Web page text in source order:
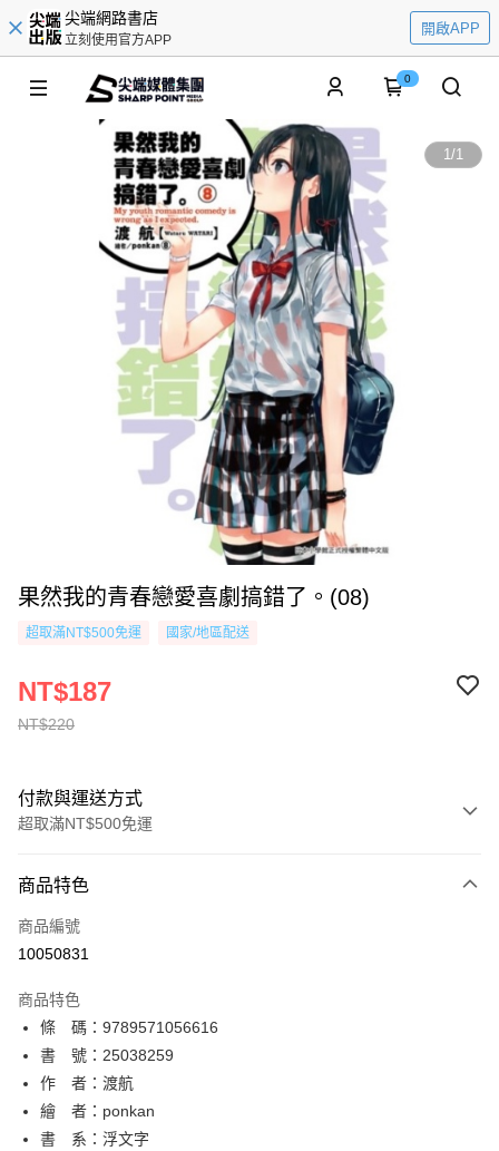
尖端網路書店
立刻使用官方APP
開啟APP
0
1/1
果然我的青春戀愛喜劇搞錯了。(08)
超取滿NT$500免運 國家/地區配送
NT$220
NT$187
付款與運送方式
超取滿NT$500免運
信用卡一次付款
超商取貨付款
相關說明
【關於「AFTEE先享後付」】
AFTEE先享後付是「在收到商品之後才付款」的支付方式。 讓您購物簡單
便利好安心！
１．簡單：不需註冊會員、不需綁卡、不需儲值。
２．便利：只要手機號碼，簡訊認證，即可結帳。
３．安心：先確認商品／服務後，再付款。
ATM付款
運送方式
全家取貨付款
商品特色
商品編號
10050831
商品特色
條 碼：9789571056616
書 號：25038259
作 者：渡航
繪 者：ponkan
書 系：浮文字